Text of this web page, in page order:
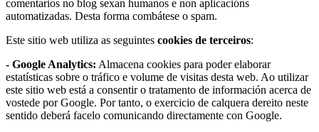
comentarios no blog sexan humanos e non aplicacións
automatizadas. Desta forma combátese o spam.
Este sitio web utiliza as seguintes cookies de terceiros:
- Google Analytics: Almacena cookies para poder elaborar
estatísticas sobre o tráfico e volume de visitas desta web. Ao utilizar
este sitio web está a consentir o tratamento de información acerca de
vostede por Google. Por tanto, o exercicio de calquera dereito neste
sentido deberá facelo comunicando directamente con Google.